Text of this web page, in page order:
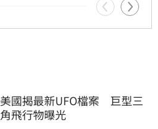
美國揭最新UFO檔案　巨型三
角飛行物曝光